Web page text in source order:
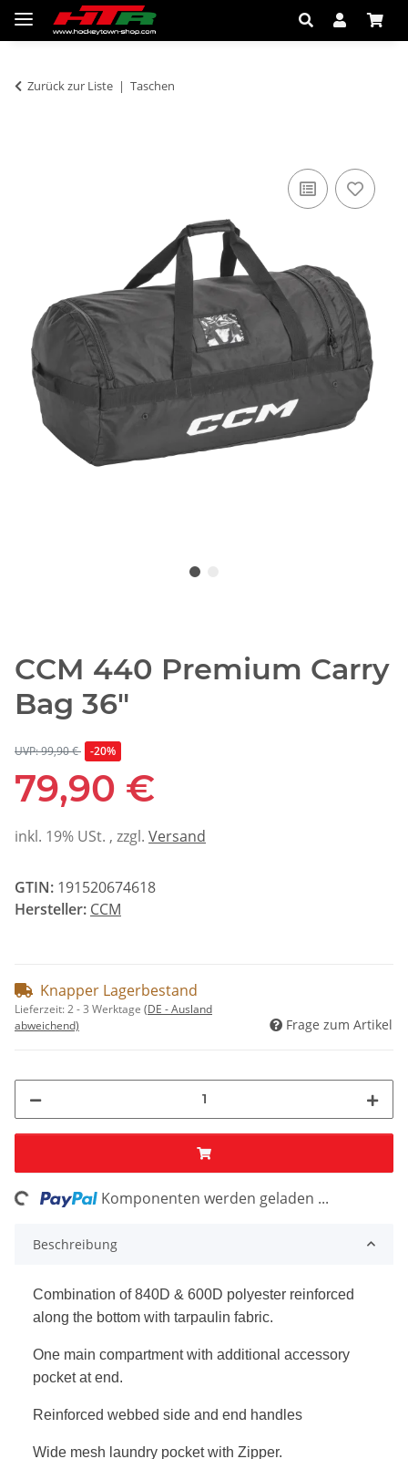
Zurück zur Liste Taschen
CCM 440 Premium Carry
Bag 36"
UVP: 99,90 € -20%
79,90 €
inkl. 19% USt. , zzgl. Versand
GTIN: 191520674618
Hersteller: CCM
Knapper Lagerbestand
Lieferzeit:2 - 3 Werktage (DE - Ausland
abweichend)
Frage zum Artikel
Komponenten werden geladen ...
Beschreibung
Combination of 840D & 600D polyester reinforced
along the bottom with tarpaulin fabric.
One main compartment with additional accessory
pocket at end.
Reinforced webbed side and end handles
Wide mesh laundry pocket with Zipper.